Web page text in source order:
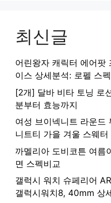
최신글
어린왕자 캐릭터 에어팟
이스 상세분석: 로펠 스
[2개] 달바 비타 토닝 로
분부터 효능까지
여성 브이넥니트 라운드
니트티 가을 겨울 스웨터
까멜리아 도비코튼 여름
면 스펙비교
갤럭시 워치 슈페리어
갤럭시워치8, 40mm 상